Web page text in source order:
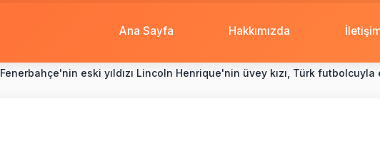
Ana Sayfa Hakkımızda
Fenerbahçe'nin eski yıldızı Lincoln Henrique'nin üvey kızı, Türk futbolcuyla